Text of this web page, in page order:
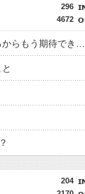
296
4672
「転勤って専業主婦をアテにしてるからもう期待できない」JTCの男性社員が転勤を命じられるも「妻は3倍稼いでるので、それなら辞める」と言ったら、転勤がなくなった
204